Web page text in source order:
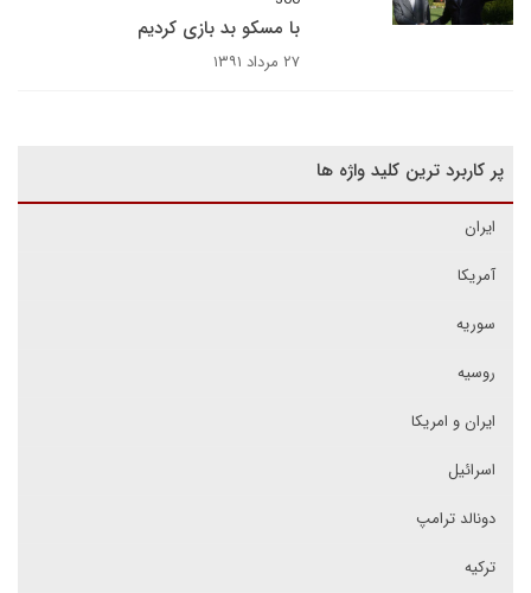
با مسکو بد بازی کردیم
۲۷ مرداد ۱۳۹۱
پر کاربرد ترین کلید واژه ها
ایران
آمریکا
سوریه
روسیه
ایران و امریکا
اسرائیل
دونالد ترامپ
ترکیه